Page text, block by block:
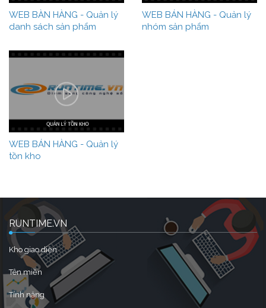
WEB BÀN HÀNG - Quản lý
danh sách sản phẩm
WEB BÁN HÀNG - Quản lý
nhóm sản phẩm
WEB BÁN HÀNG - Quản lý
tồn kho
RUNTIME.VN
Kho giao diện
Tên miền
Tính năng